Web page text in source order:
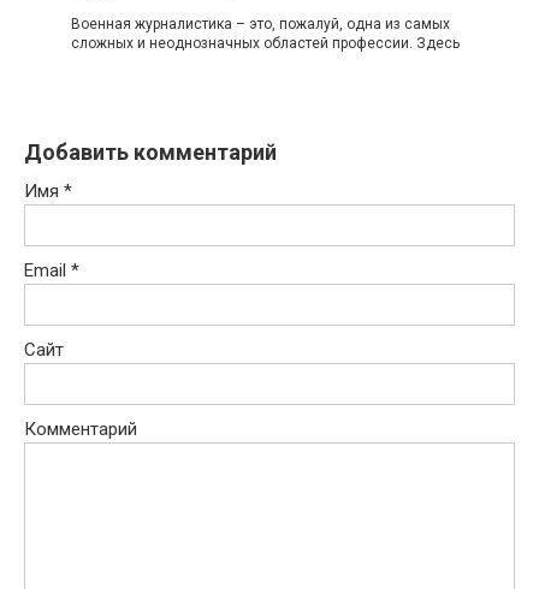
Военная журналистика – это, пожалуй, одна из самых
сложных и неоднозначных областей профессии. Здесь
Добавить комментарий
Имя *
Email *
Сайт
Комментарий